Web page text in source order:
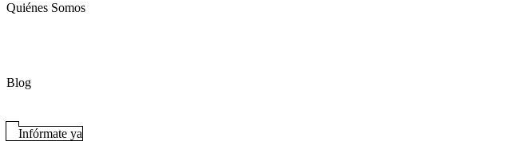
Quiénes Somos
Blog
Infórmate ya